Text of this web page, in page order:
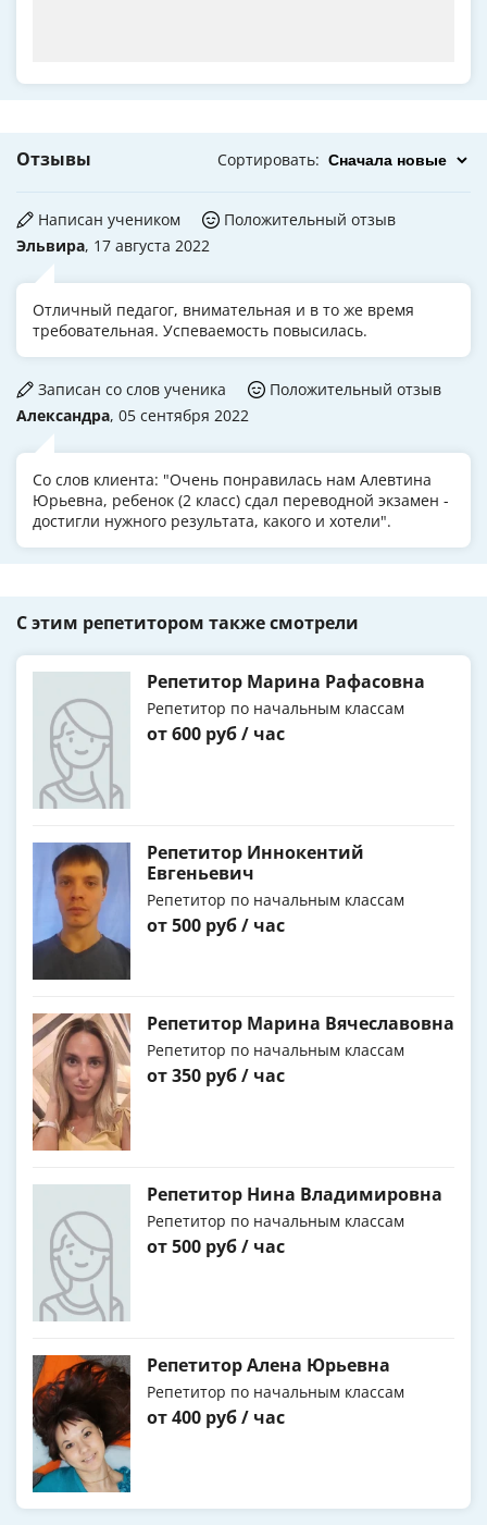
Отзывы Сортировать:
Эльвира, 17 августа 2022
Написан учеником Положительный отзыв
Отличный педагог, внимательная и в то же время
требовательная. Успеваемость повысилась.
Александра, 05 сентября 2022
Записан со слов ученика Положительный отзыв
Со слов клиента: "Очень понравилась нам Алевтина
Юрьевна, ребенок (2 класс) сдал переводной экзамен -
достигли нужного результата, какого и хотели".
С этим репетитором также смотрели
Репетитор Марина Рафасовна
Репетитор по начальным классам
от 600 руб / час
Репетитор Иннокентий
Евгеньевич
Репетитор по начальным классам
от 500 руб / час
Репетитор Марина Вячеславовна
Репетитор по начальным классам
от 350 руб / час
Репетитор Нина Владимировна
Репетитор по начальным классам
от 500 руб / час
Репетитор Алена Юрьевна
Репетитор по начальным классам
от 400 руб / час